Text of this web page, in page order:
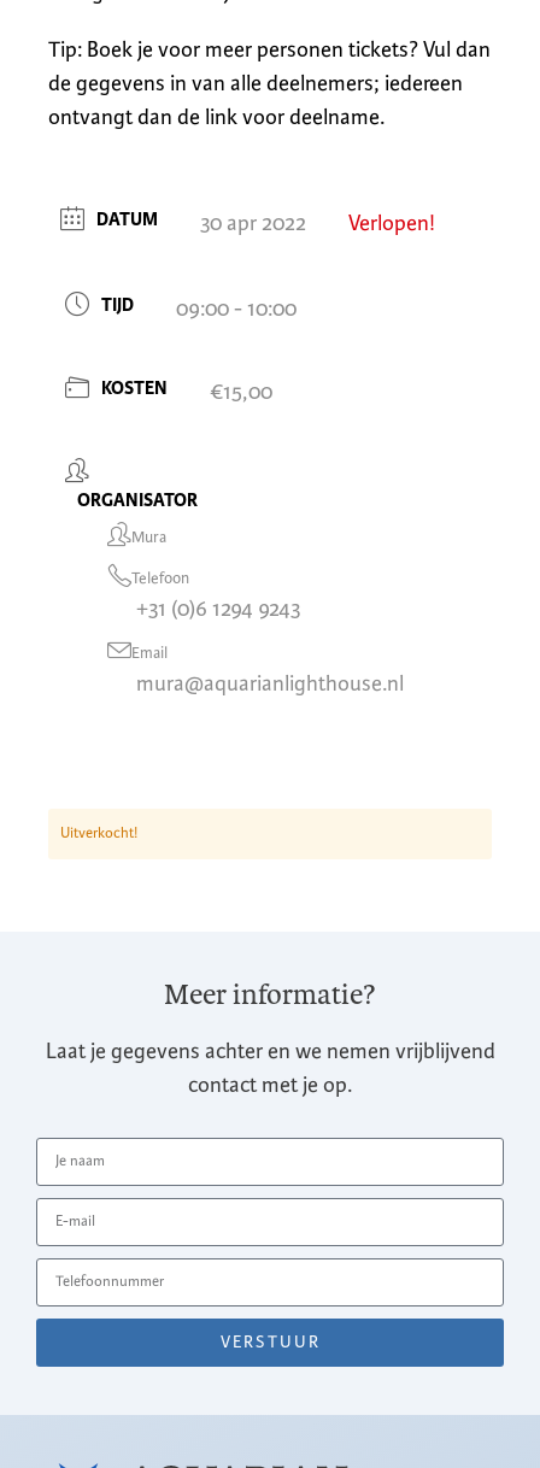
Tip: Boek je voor meer personen tickets? Vul dan
de gegevens in van alle deelnemers; iedereen
ontvangt dan de link voor deelname.
DATUM 30 apr 2022 Verlopen!
TIJD 09:00 - 10:00
KOSTEN €15,00
ORGANISATOR
Mura
Telefoon
+31 (0)6 1294 9243
Email
mura@aquarianlighthouse.nl
Uitverkocht!
Meer informatie?
Laat je gegevens achter en we nemen vrijblijvend
contact met je op.
VERSTUUR